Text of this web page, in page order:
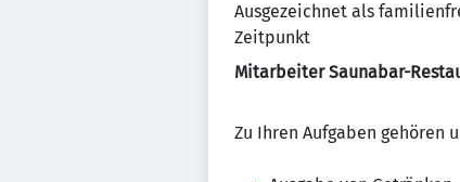
Ausgezeichnet als
Zeitpunkt
Mitarbeiter Saunabar-
Zu Ihren Aufgaben gehören